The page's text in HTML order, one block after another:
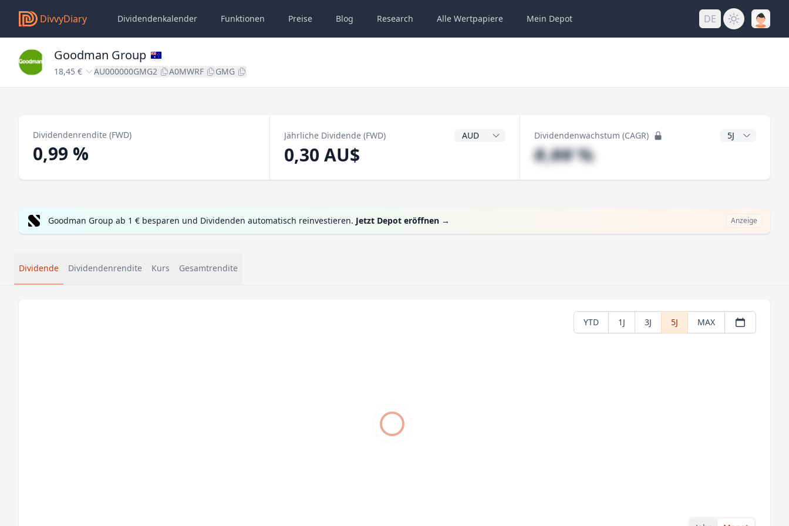
DivvyDiary Dividendenkalender Funktionen Preise Blog Research Alle Wertpapiere Mein Depot DE
Goodman Group
18,45 € AU000000GMG2 A0MWRF GMG
Dividendenrendite (FWD)
0,99 %
Jährliche Dividende (FWD) Dividendenwährung
0,30 AU$
Dividendenwachstum (CAGR) CAGR Jahre
#,## %
Goodman Group ab 1 € besparen und Dividenden automatisch reinvestieren. Jetzt Depot eröffnen → Anzeige
Dividende Dividendenrendite Kurs Gesamtrendite
YTD 1J 3J 5J MAX